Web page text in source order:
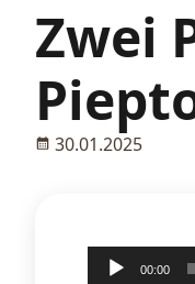
Zwei
30.01.2025
Audio-00:00